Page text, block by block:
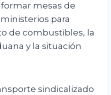
mesas de
para
de combustibles, la
y la situación
sindicalizado